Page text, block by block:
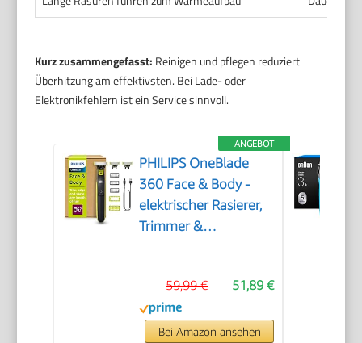
Kurz zusammengefasst: Reinigen und pflegen reduziert
Überhitzung am effektivsten. Bei Lade- oder
Elektronikfehlern ist ein Service sinnvoll.
ANGEBOT
PHILIPS OneBlade
360 Face & Body -
elektrischer Rasierer,
Trimmer &
Trimmaufsätze
(1/3/5 mm), 2x
Körperaufsätze, Nass-
51,89 €
59,99 €
Bei Amazon ansehen